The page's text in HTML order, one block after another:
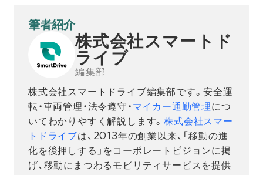
筆者紹介
株式会社スマートド
ライブ
編集部
株式会社スマートドライブ編集部です。安全運
転・車両管理・法令遵守・ マイカー通勤管理につ
いてわかりやすく解説します。株式会社スマー
トドライブは、2013年の創業以来、「移動の進
化を後押しする」をコーポレートビジョンに掲
げ、移動にまつわるモビリティサービスを提供